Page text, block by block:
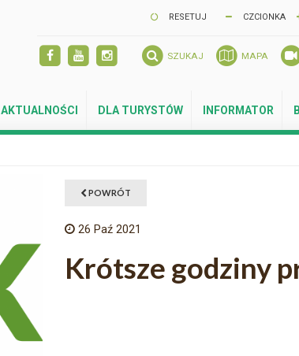
RESETUJ CZCIONKA
SZUKAJ MAPA
AKTUALNOŚCI DLA TURYSTÓW INFORMATOR
POWRÓT
26 Paź 2021
Krótsze godziny